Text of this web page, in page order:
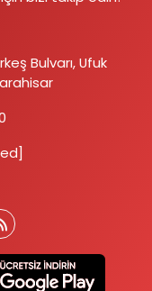
Bulvarı, Ufuk